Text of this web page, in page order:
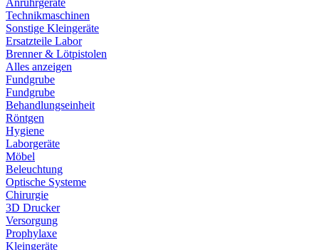
Anrührgeräte
Technikmaschinen
Sonstige Kleingeräte
Ersatzteile Labor
Brenner & Lötpistolen
Alles anzeigen
Fundgrube
Fundgrube
Behandlungseinheit
Röntgen
Hygiene
Laborgeräte
Möbel
Beleuchtung
Optische Systeme
Chirurgie
3D Drucker
Versorgung
Prophylaxe
Kleingeräte